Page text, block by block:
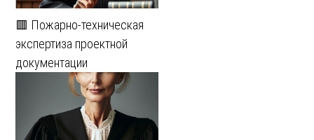
🟥 Пожарно-техническая
экспертиза проектной
документации